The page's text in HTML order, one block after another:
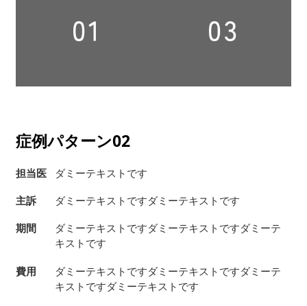
症例パターン02
担当医 ダミーテキストです
主訴 ダミーテキストですダミーテキストです
期間
ダミーテキストですダミーテキストですダミーテ
キストです
費用
ダミーテキストですダミーテキストですダミーテ
キストですダミーテキストです